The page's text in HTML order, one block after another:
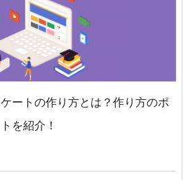
ートの作り方とは？作り方のポ
を紹介！